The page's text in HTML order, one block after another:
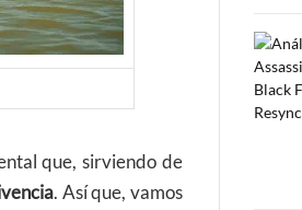
que, sirviendo de
. Así que, vamos